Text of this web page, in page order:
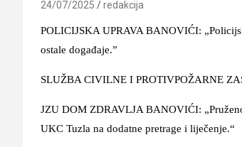
24/07/2025 redakcija
POLICIJSKA UPRAVA BANOVIĆI:
ostale događaje.”
SLUŽBA CIVILNE I PROTIVPOŽARNE
JZU DOM ZDRAVLJA BANOVIĆI:
UKC Tuzla na dodatne pretrage i liječenje.“